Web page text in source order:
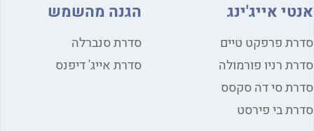
אייג'ינג
פרפקט טיים
רניו פורמולה
סי דה סקסס
בי פירסט
הגנה מהשמש
סדרת סנברלה
סדרת אייג' דיפנס